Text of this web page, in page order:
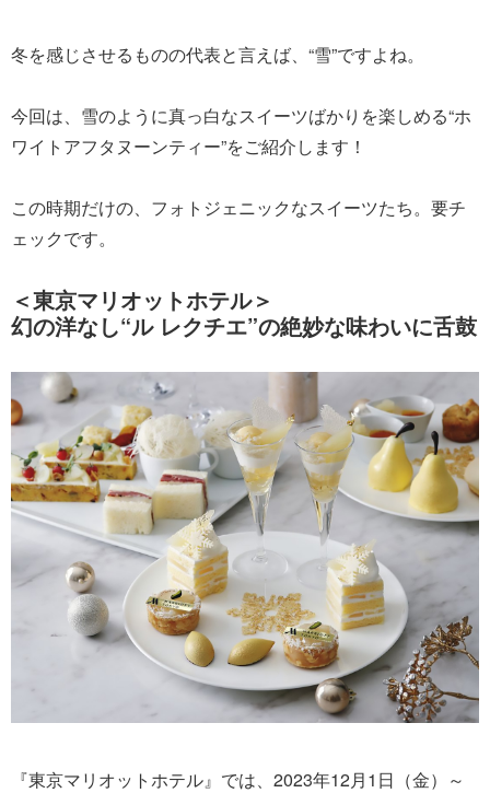
冬を感じさせるものの代表と言えば、“雪”ですよね。
今回は、雪のように真っ白なスイーツばかりを楽しめる“ホ
ワイトアフタヌーンティー”をご紹介します！
この時期だけの、フォトジェニックなスイーツたち。要チ
ェックです。
＜東京マリオットホテル＞
幻の洋なし“ル レクチエ”の絶妙な味わいに舌鼓
『東京マリオットホテル』では、2023年12月1日（金）～